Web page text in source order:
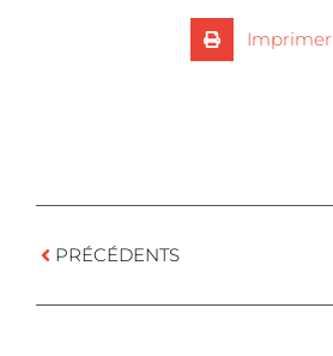
Imprimer
PRÉCÉDENTS